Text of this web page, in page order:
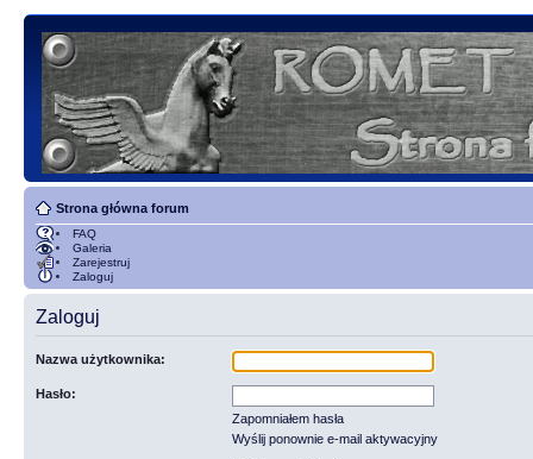
Strona główna forum
FAQ
Galeria
Zarejestruj
Zaloguj
Zaloguj
Nazwa użytkownika:
Hasło:
Zapomniałem hasła
Wyślij ponownie e-mail aktywacyjny